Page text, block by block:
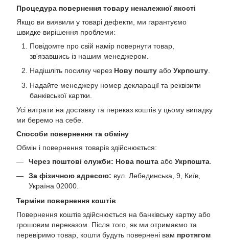
Процедура повернення товару неналежної якості
Якщо ви виявили у товарі дефекти, ми гарантуємо
швидке вирішення проблеми:
Повідомте про свій намір повернути товар,
зв'язавшись із нашим менеджером.
Надішліть посилку через Нову пошту або Укрпошту.
Надайте менеджеру номер декларації та реквізити
банківської картки.
Усі витрати на доставку та переказ коштів у цьому випадку
ми беремо на себе.
Способи повернення та обміну
Обмін і повернення товарів здійснюється:
Через поштові служби: Нова пошта або Укрпошта
За фізичною адресою: вул. Лебединська, 9, Київ,
Україна 02000.
Терміни повернення коштів
Повернення коштів здійснюється на банківську картку або
грошовим переказом. Після того, як ми отримаємо та
перевіримо товар, кошти будуть повернені вам протягом